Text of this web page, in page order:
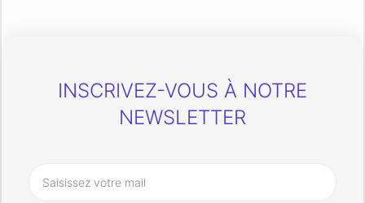
INSCRIVEZ-VOUS À NOTRE
NEWSLETTER